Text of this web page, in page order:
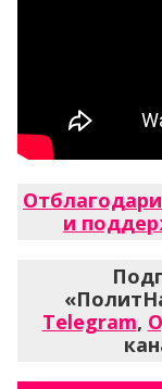
и
Telegram,